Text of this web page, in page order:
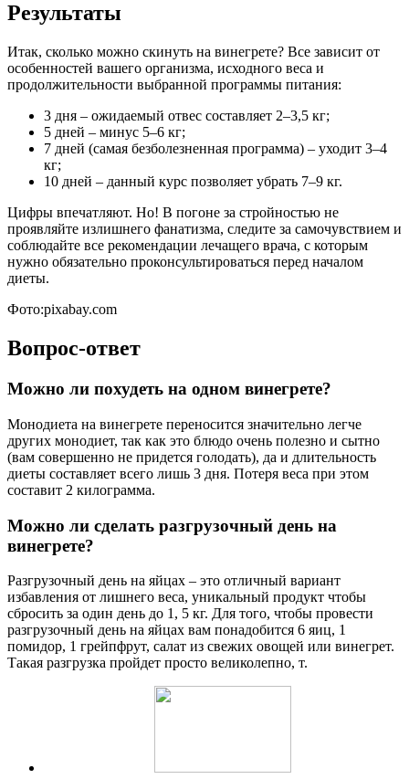
Результаты
Итак, сколько можно скинуть на винегрете? Все зависит от
особенностей вашего организма, исходного веса и
продолжительности выбранной программы питания:
3 дня – ожидаемый отвес составляет 2–3,5 кг;
5 дней – минус 5–6 кг;
7 дней (самая безболезненная программа) – уходит 3–4
кг;
10 дней – данный курс позволяет убрать 7–9 кг.
Цифры впечатляют. Но! В погоне за стройностью не
проявляйте излишнего фанатизма, следите за самочувствием и
соблюдайте все рекомендации лечащего врача, с которым
нужно обязательно проконсультироваться перед началом
диеты.
Фото:pixabay.com
Вопрос-ответ
Можно ли похудеть на одном винегрете?
Монодиета на винегрете переносится значительно легче
других монодиет, так как это блюдо очень полезно и сытно
(вам совершенно не придется голодать), да и длительность
диеты составляет всего лишь 3 дня. Потеря веса при этом
составит 2 килограмма.
Можно ли сделать разгрузочный день на
винегрете?
Разгрузочный день на яйцах – это отличный вариант
избавления от лишнего веса, уникальный продукт чтобы
сбросить за один день до 1, 5 кг. Для того, чтобы провести
разгрузочный день на яйцах вам понадобится 6 яиц, 1
помидор, 1 грейпфрут, салат из свежих овощей или винегрет.
Такая разгрузка пройдет просто великолепно, т.